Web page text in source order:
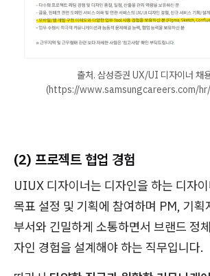
출처. 삼성증권 UX/UI 디자이너 채
(https://www.samsungcareers.com/
(2) 프로젝트 협업 경험
UIUX 디자이너는 디자인을 하는 디자
목표 설정 및 기획에 참여하며 PM, 기획
부서와 긴밀하게 소통하면서 브랜드 정
자인 경험을 설계해야 하는 직무입니다.